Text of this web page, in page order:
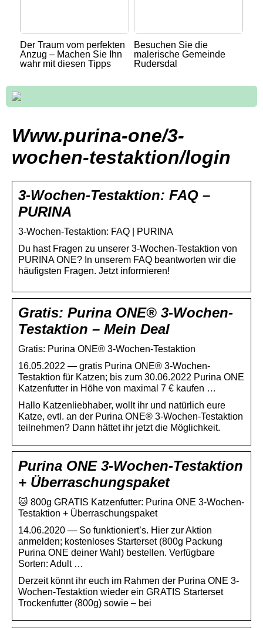
Der Traum vom perfekten
Anzug – Machen Sie Ihn
wahr mit diesen Tipps
Besuchen Sie die
malerische Gemeinde
Rudersdal
Www.purina-one/3-
wochen-testaktion/login
3-Wochen-Testaktion: FAQ –
PURINA
3-Wochen-Testaktion: FAQ | PURINA
Du hast Fragen zu unserer 3-Wochen-Testaktion von
PURINA ONE? In unserem FAQ beantworten wir die
häufigsten Fragen. Jetzt informieren!
Gratis: Purina ONE® 3-Wochen-
Testaktion – Mein Deal
Gratis: Purina ONE® 3-Wochen-Testaktion
16.05.2022 — gratis Purina ONE® 3-Wochen-
Testaktion für Katzen; bis zum 30.06.2022 Purina ONE
Katzenfutter in Höhe von maximal 7 € kaufen …
Hallo Katzenliebhaber, wollt ihr und natürlich eure
Katze, evtl. an der Purina ONE® 3-Wochen-Testaktion
teilnehmen? Dann hättet ihr jetzt die Möglichkeit.
Purina ONE 3-Wochen-Testaktion
+ Überraschungspaket
🐱 800g GRATIS Katzenfutter: Purina ONE 3-Wochen-
Testaktion + Überraschungspaket
14.06.2020 — So funktioniert’s. Hier zur Aktion
anmelden; kostenloses Starterset (800g Packung
Purina ONE deiner Wahl) bestellen. Verfügbare
Sorten: Adult …
Derzeit könnt ihr euch im Rahmen der Purina ONE 3-
Wochen-Testaktion wieder ein GRATIS Starterset
Trockenfutter (800g) sowie – bei